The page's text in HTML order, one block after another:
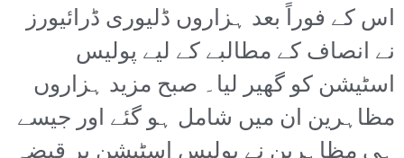
اس کے فوراً بعد ہزاروں ڈلیوری ڈرائیورز
نے انصاف کے مطالبے کے لیے پولیس
اسٹیشن کو گھیر لیا۔ صبح مزید ہزاروں
مظاہرین ان میں شامل ہو گئے اور جیسے